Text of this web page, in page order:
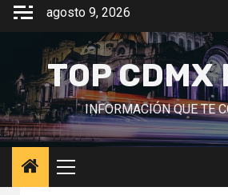
Saltar
contenido
agosto 9, 2026
TOP CDMX
INFORMACIÓN QUE TE
Menú
principal